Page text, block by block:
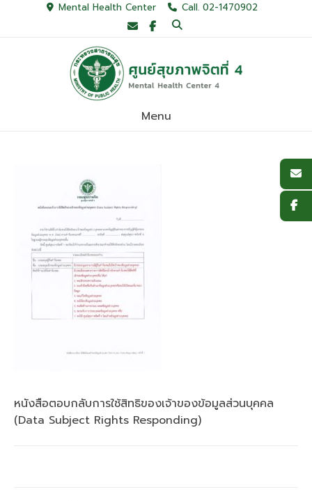
Mental Health Center Call. 02-1470902
Menu
หนังสือตอบกลับการใช้สิทธิของเจ้าของข้อมูลส่วนบุคคล
(Data Subject Rights Responding)